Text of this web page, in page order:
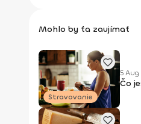
Mohlo by ťa zaujímať
Stravovanie
5
Čo